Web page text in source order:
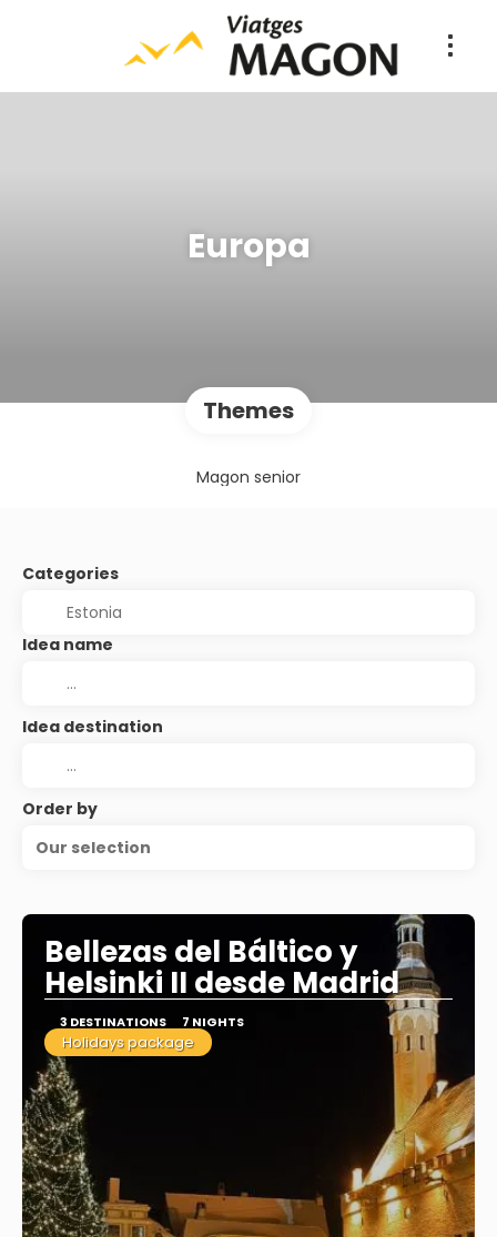
Europa
Themes
Magon senior
Categories
Idea name
Idea destination
Order by
Our selection
Bellezas del Báltico y
Helsinki II desde Madrid
3 DESTINATIONS 7 NIGHTS
Holidays package